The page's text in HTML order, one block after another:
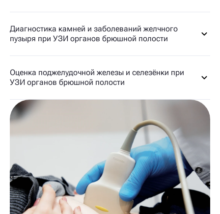
Диагностика камней и заболеваний желчного
пузыря при УЗИ органов брюшной полости
Оценка поджелудочной железы и селезёнки при
УЗИ органов брюшной полости